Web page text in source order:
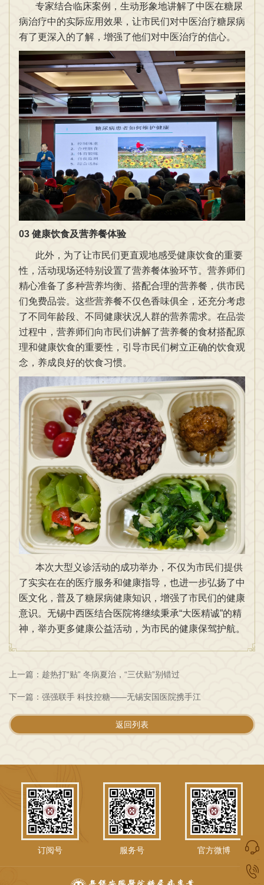
专家结合临床案例，生动形象地讲解了中医在糖尿
病治疗中的实际应用效果，让市民们对中医治疗糖尿病
有了更深入的了解，增强了他们对中医治疗的信心。
03 健康饮食及营养餐体验
此外，为了让市民们更直观地感受健康饮食的重要
性，活动现场还特别设置了营养餐体验环节。营养师们
精心准备了多种营养均衡、搭配合理的营养餐，供市民
们免费品尝。这些营养餐不仅色香味俱全，还充分考虑
了不同年龄段、不同健康状况人群的营养需求。在品尝
过程中，营养师们向市民们讲解了营养餐的食材搭配原
理和健康饮食的重要性，引导市民们树立正确的饮食观
念，养成良好的饮食习惯。
本次大型义诊活动的成功举办，不仅为市民们提供
了实实在在的医疗服务和健康指导，也进一步弘扬了中
医文化，普及了糖尿病健康知识，增强了市民们的健康
意识。无锡中西医结合医院将继续秉承“大医精诚”的精
神，举办更多健康公益活动，为市民的健康保驾护航。
上一篇：趁热打“贴” 冬病夏治，“三伏贴”别错过
下一篇：强强联手 科技控糖——无锡安国医院携手江
返回列表
订阅号 服务号 官方微博